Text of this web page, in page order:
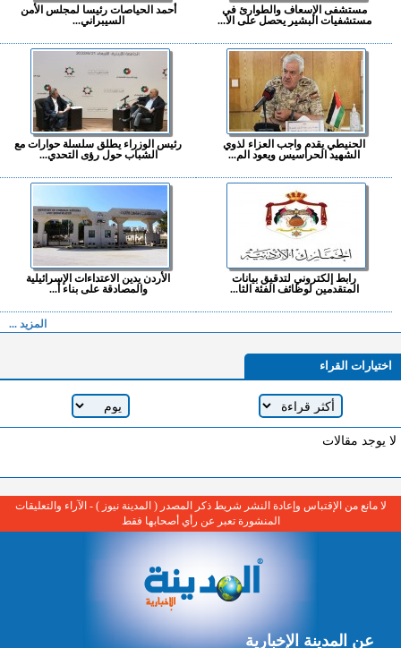
مستشفى الإسعاف والطوارئ في
مستشفيات البشير يحصل على الا...
أحمد الحياصات رئيسا لمجلس الأمن
السيبراني...
الحنيطي يقدم واجب العزاء لذوي
الشهيد الحراسيس ويعود الم...
رئيس الوزراء يطلق سلسلة حوارات مع
الشباب حول رؤى التحدي...
رابط إلكتروني لتدقيق بيانات
المتقدمين لوظائف الفئة الثا...
الأردن يدين الاعتداءات الإسرائيلية
والمصادقة على بناء أ...
المزيد ...
اختيارات القراء
لا يوجد مقالات
لا مانع من الإقتباس وإعادة النشر شريط ذكر المصدر ( المدينة نيوز ) - الآراء والتعليقات
المنشورة تعبر عن رأي أصحابها فقط
عن المدينة الإخبارية